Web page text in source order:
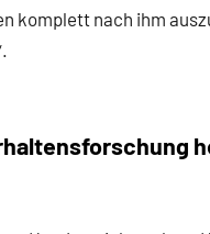
komplett nach ihm